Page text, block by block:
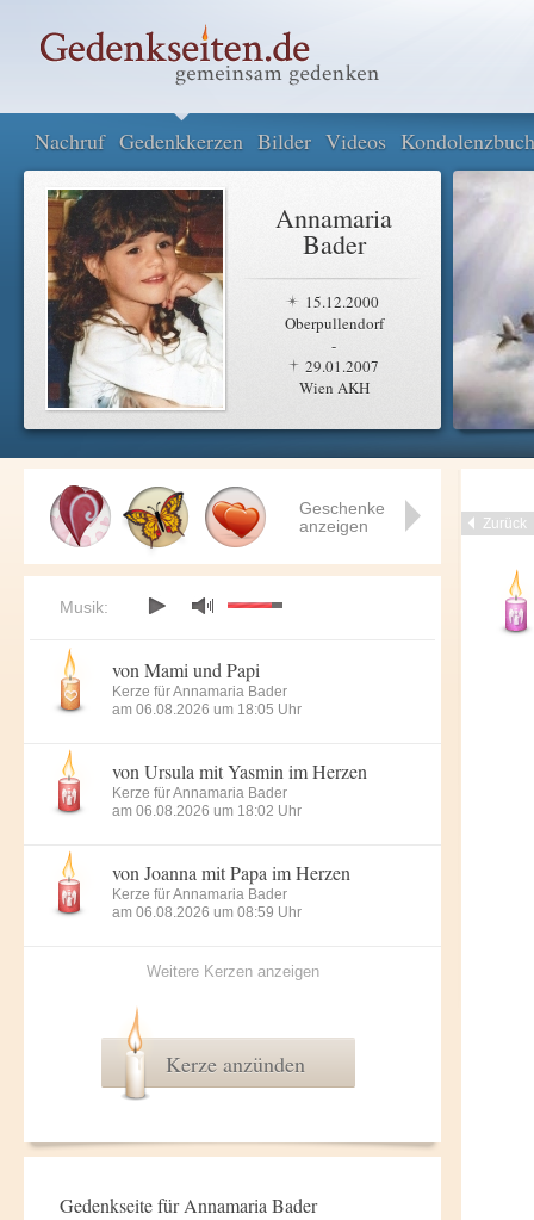
Nachruf Gedenkkerzen Bilder Videos Kondolenzbuch
Annamaria
Bader
15.12.2000
Oberpullendorf
-
29.01.2007
Wien AKH
Zurück
Geschenke
anzeigen
Musik:
von Mami und Papi
Kerze für Annamaria Bader
am 06.08.2026 um 18:05 Uhr
von Ursula mit Yasmin im Herzen
Kerze für Annamaria Bader
am 06.08.2026 um 18:02 Uhr
von Joanna mit Papa im Herzen
Kerze für Annamaria Bader
am 06.08.2026 um 08:59 Uhr
Weitere Kerzen anzeigen
Kerze anzünden
Gedenkseite für Annamaria Bader